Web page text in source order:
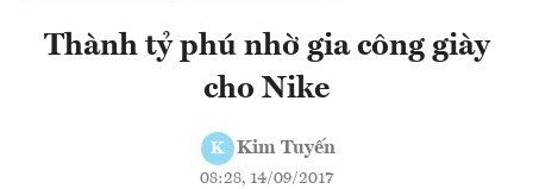
Thành tỷ phú nhờ gia công giày
cho Nike
K Kim Tuyến
08:28, 14/09/2017